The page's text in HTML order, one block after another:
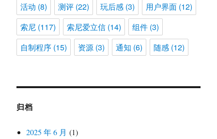
活动 (8) 测评 (22) 玩后感 (3) 用户界面 (12)
索尼 (117) 索尼爱立信 (14) 组件 (3)
自制程序 (15) 资源 (3) 通知 (6) 随感 (12)
归档
2025 年 6 月 (1)